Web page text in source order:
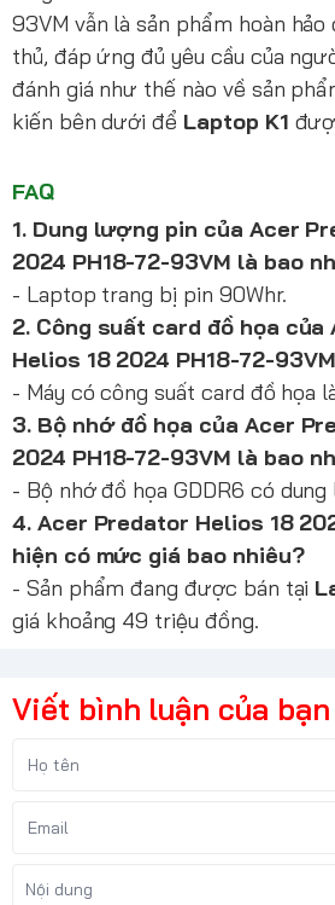
93VM vẫn là sản phẩm hoàn
thủ, đáp ứng đủ yêu cầu của
đánh giá như thế nào về sản
kiến bên dưới để Laptop K1
FAQ
1. Dung lượng pin của Acer
2024 PH18-72-93VM là bao
- Laptop trang bị pin 90Whr.
2. Công suất card đồ họa
Helios 18 2024 PH18-72-
- Máy có công suất card đồ họa
3. Bộ nhớ đồ họa của Acer
2024 PH18-72-93VM là bao
- Bộ nhớ đồ họa GDDR6 có
4. Acer Predator Helios 18
hiện có mức giá bao nhiêu?
- Sản phẩm đang được bán tại
giá khoảng 49 triệu đồng.
Viết bình luận của bạn